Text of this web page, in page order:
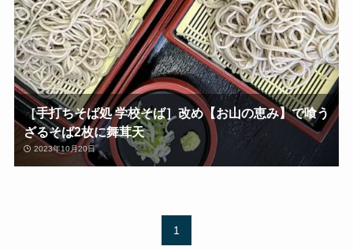
［手打ちそば処 学校そば］改め【お山の恵み】で喰う
ざるそば2枚に舞茸天
2023年10月20日
1